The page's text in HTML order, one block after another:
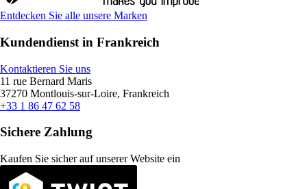
Entdecken Sie alle unsere Marken
Kundendienst in Frankreich
Kontaktieren Sie uns
11 rue Bernard Maris
37270 Montlouis-sur-Loire, Frankreich
+33 1 86 47 62 58
Sichere Zahlung
Kaufen Sie sicher auf unserer Website ein